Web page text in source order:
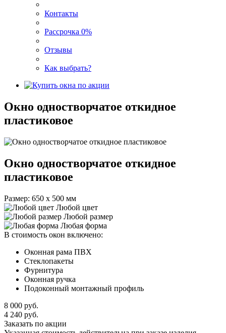
Контакты
Рассрочка 0%
Отзывы
Как выбрать?
Окно одностворчатое откидное
пластиковое
Окно одностворчатое откидное
пластиковое
Размер: 650 х 500 мм
Любой цвет
Любой размер
Любая форма
В стоимость окон включено:
Оконная рама ПВХ
Стеклопакеты
Фурнитура
Оконная ручка
Подоконный монтажный профиль
8 000 руб.
4 240 руб.
Заказать по акции